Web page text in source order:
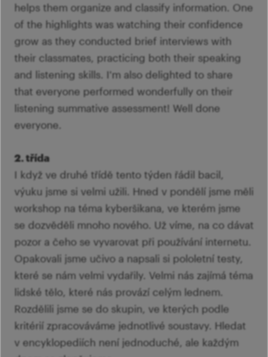
helps them organize and classify information. One
of the highlights was watching their confidence
grow as they conducted brief interviews with
their classmates, practicing both their speaking
and listening skills. I'm also delighted to share
that everyone performed wonderfully on their
listening summative assessment! Well done
everyone.
2. třída
I když ve druhé třídě tento týden řádil bacil,
výuku jsme si velmi užili. Hned v pondělí jsme měli
workshop na téma kyberšikana, ve kterém jsme
se dozvěděli mnoho nového. Už víme, na co dávat
pozor a čeho se vyvarovat při používání internetu.
Opakovali jsme učivo a napsali si pololetní testy,
které se nám velmi vydařily. Velmi nás zajímá téma
lidské tělo, které nás provází celým lednem.
Rozdělili jsme se do skupin, ve kterých podle
kritérií zpracováváme jednotlivé soustavy. Hledat
v encyklopediích není jednoduché, ale každým